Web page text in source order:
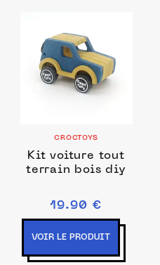
CROCTOYS
Kit voiture tout
terrain bois diy
19.90 €
VOIR LE PRODUIT